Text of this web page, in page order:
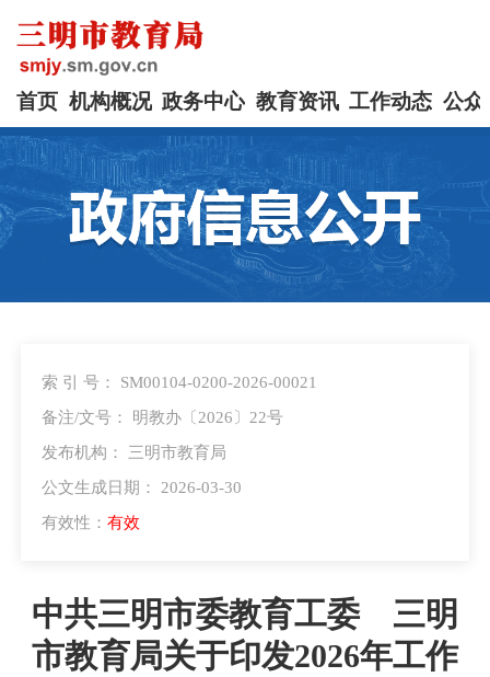
首页 机构概况 政务中心 教育资讯 工作动态 公众
索 引 号： SM00104-0200-2026-00021
备注/文号： 明教办〔2026〕22号
发布机构： 三明市教育局
公文生成日期： 2026-03-30
有效性： 有效
中共三明市委教育工委 三明
市教育局关于印发2026年工作